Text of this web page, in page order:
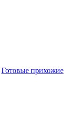
Готовые прихожие